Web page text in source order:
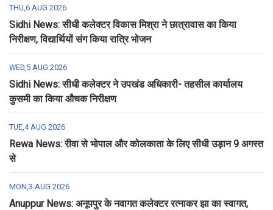
THU,6 AUG 2026
Sidhi News: सीधी कलेक्टर विकास मिश्रा ने छात्रावास का किया
निरीक्षण, विद्यार्थियों संग किया रात्रि भोजन
WED,5 AUG 2026
Sidhi News: सीधी कलेक्टर ने उपखंड अधिकारी- तहसील कार्यालय
कुसमी का किया औचक निरीक्षण
TUE,4 AUG 2026
Rewa News: रीवा से भोपाल और कोलकाता के लिए सीधी उड़ान 9 अगस्त
से
MON,3 AUG 2026
Anuppur News: अनूपपुर के नवागत कलेक्टर रत्नाकर झा का स्वागत,